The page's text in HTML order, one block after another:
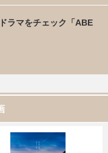
ラマをチェック「ABE